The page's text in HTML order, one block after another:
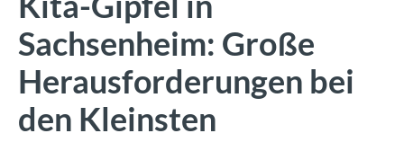
Sachsenheim: Große
Herausforderungen bei
den Kleinsten